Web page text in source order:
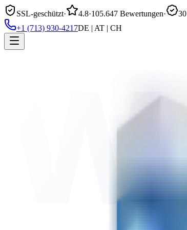
SSL-geschützt· 4.8·105.647 Bewertungen·
+1 (713) 930-4217DE | AT | CH